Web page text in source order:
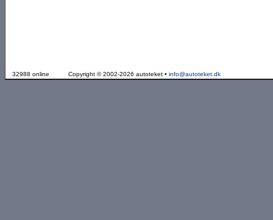
32988 online Copyright © 2002-2026 autoteket • info@autoteket.dk